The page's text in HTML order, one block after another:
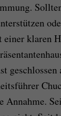
einer klaren
geschlossen
Annahme.